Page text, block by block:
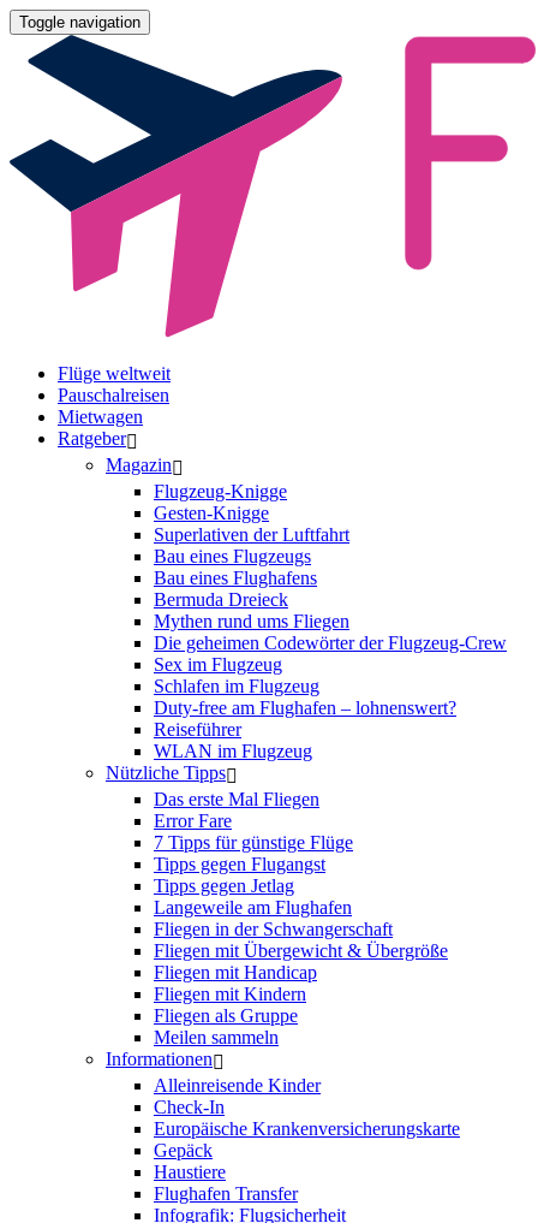
Toggle navigation
Flüge weltweit
Pauschalreisen
Mietwagen
Ratgeber
Magazin
Flugzeug-Knigge
Gesten-Knigge
Superlativen der Luftfahrt
Bau eines Flugzeugs
Bau eines Flughafens
Bermuda Dreieck
Mythen rund ums Fliegen
Die geheimen Codewörter der Flugzeug-Crew
Sex im Flugzeug
Schlafen im Flugzeug
Duty-free am Flughafen – lohnenswert?
Reiseführer
WLAN im Flugzeug
Nützliche Tipps
Das erste Mal Fliegen
Error Fare
7 Tipps für günstige Flüge
Tipps gegen Flugangst
Tipps gegen Jetlag
Langeweile am Flughafen
Fliegen in der Schwangerschaft
Fliegen mit Übergewicht & Übergröße
Fliegen mit Handicap
Fliegen mit Kindern
Fliegen als Gruppe
Meilen sammeln
Informationen
Alleinreisende Kinder
Check-In
Europäische Krankenversicherungskarte
Gepäck
Haustiere
Flughafen Transfer
Infografik: Flugsicherheit